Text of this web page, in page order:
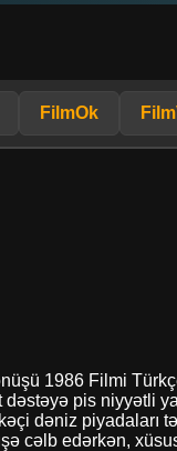
FilmOk
1986 Filmi
pis niyyətli
dəniz piyadaları
cəlb edərkən,